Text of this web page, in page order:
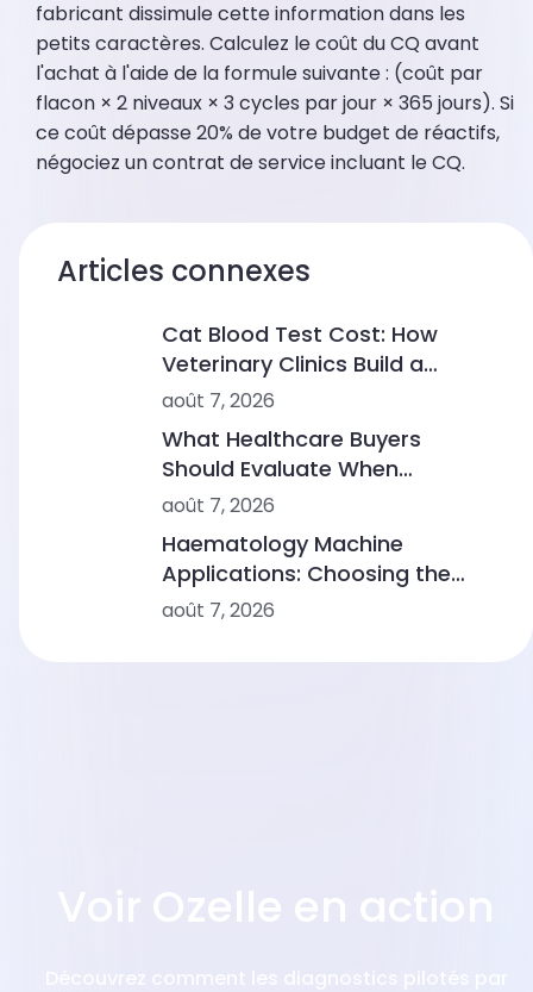
fabricant dissimule cette information dans les
petits caractères. Calculez le coût du CQ avant
l'achat à l'aide de la formule suivante : (coût par
flacon × 2 niveaux × 3 cycles par jour × 365 jours). Si
ce coût dépasse 20% de votre budget de réactifs,
négociez un contrat de service incluant le CQ.
Articles connexes
Cat Blood Test Cost: How
Veterinary Clinics Build a
Sustainable Diagnostic Service
août 7, 2026
What Healthcare Buyers
Should Evaluate When
Comparing Point-of-Care
août 7, 2026
Haematology Machine
Applications: Choosing the
Right Solution From Small
août 7, 2026
Voir Ozelle en action